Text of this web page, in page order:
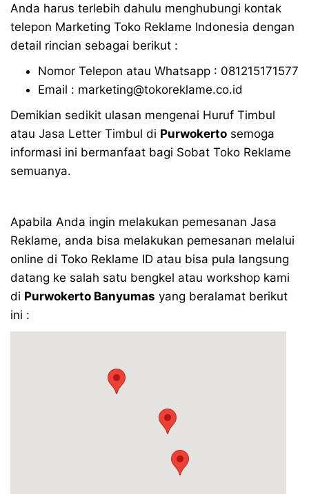
Anda harus terlebih dahulu menghubungi kontak
telepon Marketing Toko Reklame Indonesia dengan
detail rincian sebagai berikut :
Nomor Telepon atau Whatsapp : 081215171577
Email : marketing@tokoreklame.co.id
Demikian sedikit ulasan mengenai Huruf Timbul
atau Jasa Letter Timbul di Purwokerto semoga
informasi ini bermanfaat bagi Sobat Toko Reklame
semuanya.
Apabila Anda ingin melakukan pemesanan Jasa
Reklame, anda bisa melakukan pemesanan melalui
online di Toko Reklame ID atau bisa pula langsung
datang ke salah satu bengkel atau workshop kami
di Purwokerto Banyumas yang beralamat berikut
ini :